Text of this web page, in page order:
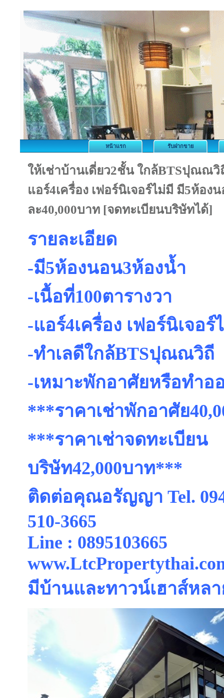
หน้าแรก รับฝากขาย
ให้เช่าบ้านเดี่ยว2ชั้น ใกล้BTSปุณณ
แอร์4เครื่อง เฟอร์นิเจอร์ไม่มี มี5ห้อง
ละ40,000บาท [จดทะเบียนบริษัทได้]
รายละเอียด
-มี5ห้องนอน3ห้องน้ำ
-เนื้อที่100ตารางวา
-แอร์4เครื่อง เฟอร์นิเจอร์
-ทำเลดีใกล้BTSปุณณวิถี
-เหมาะพักอาศัยหรือทำอ
***ราคาเช่าพักอาศัย
***ราคาเช่าจดทะเบียน
บริษัท42,000บาท***
ติดต่อคุณอรัญญา Tel.
510-3665
Line : 0895103665
มีบ้านและทาวน์เฮาส์หลา